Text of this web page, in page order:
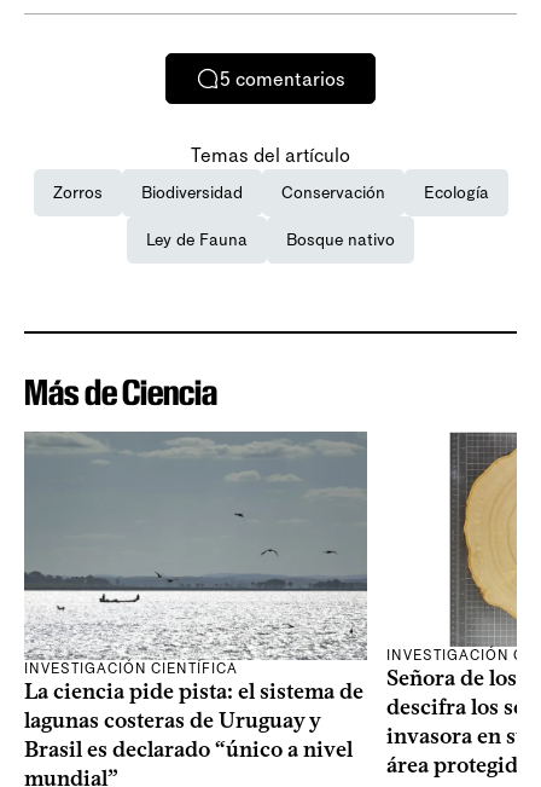
5 comentarios
Temas del artículo
Zorros Biodiversidad Conservación Ecología
Ley de Fauna Bosque nativo
Más de Ciencia
INVESTIGACIÓN CIENTÍFICA
La ciencia pide pista: el sistema de
lagunas costeras de Uruguay y
Brasil es declarado “único a nivel
mundial”
INVESTIGACIÓN
Señora de los
descifra los
invasora en su
área protegida